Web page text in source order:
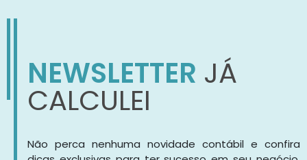
NEWSLETTER JÁ
CALCULEI
Não perca nenhuma novidade contábil e confira